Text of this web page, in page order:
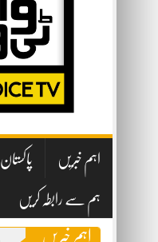
اہم خبریں پاکستان
ہم سے رابطہ کریں
اہم خبریں